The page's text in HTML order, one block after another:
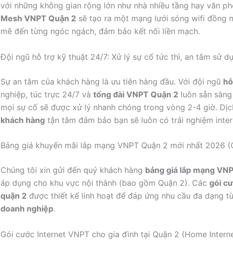
với những không gian rộng lớn như nhà nhiều tầng hay văn
Mesh VNPT Quận 2 sẽ tạo ra một mạng lưới sóng wifi đồng
mẽ đến từng ngóc ngách, đảm bảo kết nối liền mạch.
Đội ngũ hỗ trợ kỹ thuật 24/7: Xử lý sự cố tức thì, an tâm sử
Sự an tâm của khách hàng là ưu tiên hàng đầu. Với đội ngũ
nghiệp, túc trực 24/7 và tổng đài VNPT Quận 2 luôn sẵn
mọi sự cố sẽ được xử lý nhanh chóng trong vòng 2-4 giờ.
khách hàng tận tâm đảm bảo bạn sẽ luôn có trải nghiệm
Bảng giá khuyến mãi lắp mạng VNPT Quận 2 mới nhất 2026
Chúng tôi xin gửi đến quý khách hàng bảng giá lắp mạng
áp dụng cho khu vực nội thành (bao gồm Quận 2). Các gói
quận 2 được thiết kế linh hoạt để đáp ứng nhu cầu đa dạng
doanh nghiệp.
Gói cước Internet VNPT cho gia đình tại Quận 2 (Home